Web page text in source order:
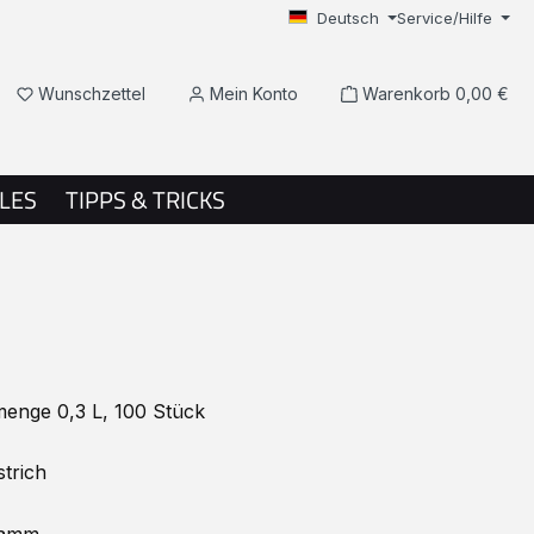
Deutsch Service/Hilfe
Wunschzettel Du hast 0 Produkte auf dem Merkzettel
Mein Konto Warenkorb 0,00 €
TIPPS & TRICKS
0,3 L, 100 Stück